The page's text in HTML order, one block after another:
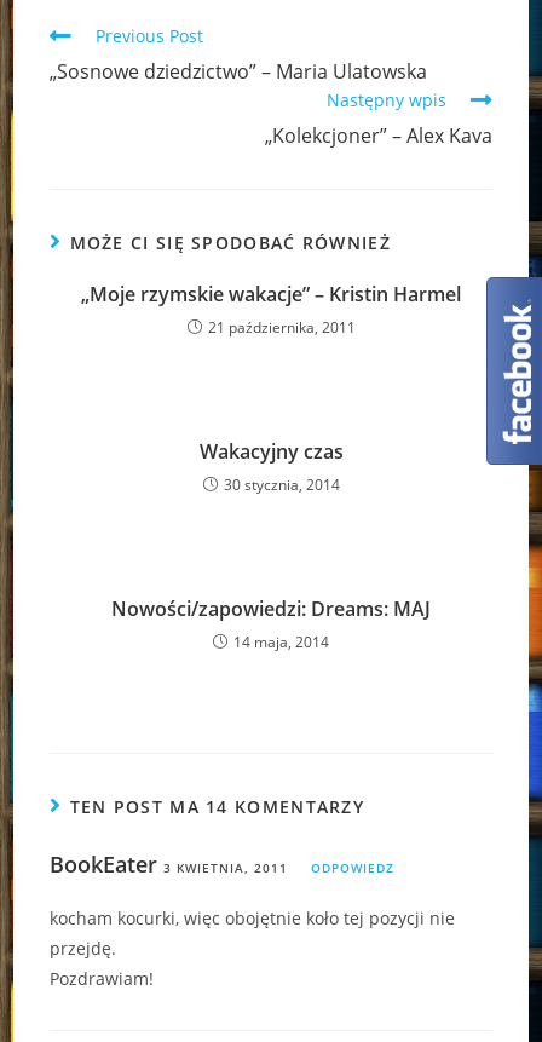
Read
articles
Previous Post
„Sosnowe dziedzictwo” – Maria Ulatowska
Następny wpis
„Kolekcjoner” – Alex Kava
MOŻE CI SIĘ SPODOBAĆ RÓWNIEŻ
„Moje rzymskie wakacje” – Kristin Harmel
21 października, 2011
Wakacyjny czas
30 stycznia, 2014
Nowości/zapowiedzi: Dreams: MAJ
14 maja, 2014
TEN POST MA 14 KOMENTARZY
BookEater 3 KWIETNIA, 2011 ODPOWIEDZ
kocham kocurki, więc obojętnie koło tej pozycji nie
przejdę.
Pozdrawiam!